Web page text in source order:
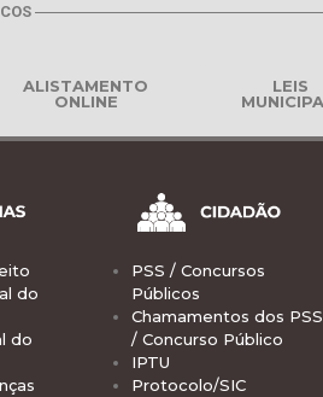
ALISTAMENTO
ONLINE
LEIS
do
do
PSS / Concursos
Públicos
Chamamentos dos
/ Concurso Público
IPTU
Protocolo/SIC